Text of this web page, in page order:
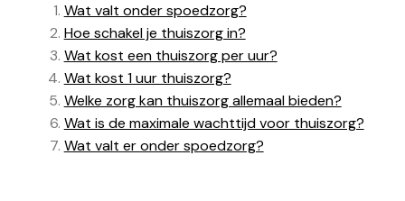
Wat valt onder spoedzorg?
Hoe schakel je thuiszorg in?
Wat kost een thuiszorg per uur?
Wat kost 1 uur thuiszorg?
Welke zorg kan thuiszorg allemaal bieden?
Wat is de maximale wachttijd voor thuiszorg?
Wat valt er onder spoedzorg?